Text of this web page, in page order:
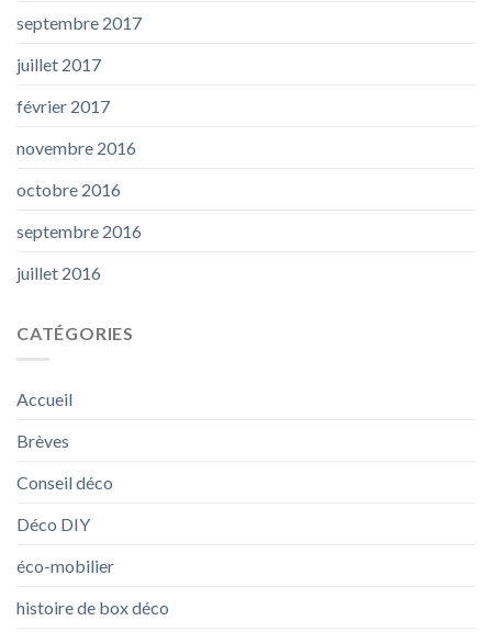
septembre 2017
juillet 2017
février 2017
novembre 2016
octobre 2016
septembre 2016
juillet 2016
CATÉGORIES
Accueil
Brèves
Conseil déco
Déco DIY
éco-mobilier
histoire de box déco